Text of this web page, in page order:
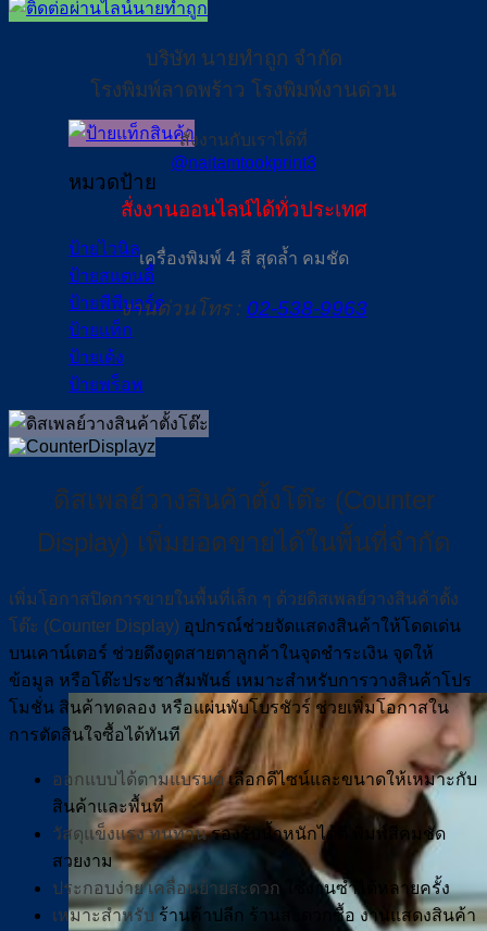
หมวดป้าย
ป้ายไวนิล
ป้ายสแตนดี้
ป้ายพีพีบอร์ด
ป้ายแท็ก
ป้ายเด้ง
ป้ายพร็อพ
บริษัท นายทำถูก จำกัด
โรงพิมพ์ลาดพร้าว โรงพิมพ์งานด่วน
สั่งงานกับเราได้ที่
@naitamtookprint3
สั่งงานออนไลน์ได้ทั่วประเทศ
เครื่องพิมพ์ 4 สี สุดล้ำ คมชัด
งานด่วนโทร : 02-538-9963
ดิสเพลย์วางสินค้าตั้งโต๊ะ (Counter
Display) เพิ่มยอดขายได้ในพื้นที่จำกัด
เพิ่มโอกาสปิดการขายในพื้นที่เล็ก ๆ ด้วยดิสเพลย์วางสินค้าตั้ง
โต๊ะ (Counter Display) อุปกรณ์ช่วยจัดแสดงสินค้าให้โดดเด่น
บนเคาน์เตอร์ ช่วยดึงดูดสายตาลูกค้าในจุดชำระเงิน จุดให้
ข้อมูล หรือโต๊ะประชาสัมพันธ์ เหมาะสำหรับการวางสินค้าโปร
โมชั่น สินค้าทดลอง หรือแผ่นพับโบรชัวร์ ช่วยเพิ่มโอกาสใน
การตัดสินใจซื้อได้ทันที
ออกแบบได้ตามแบรนด์เลือกดีไซน์และขนาดให้เหมาะกับ
สินค้าและพื้นที่
วัสดุแข็งแรง ทนทานรองรับน้ำหนักได้ดี พิมพ์สีคมชัด
สวยงาม
ประกอบง่าย เคลื่อนย้ายสะดวก ใช้งานซ้ำได้หลายครั้ง
เหมาะสำหรับ ร้านค้าปลีก ร้านสะดวกซื้อ งานแสดงสินค้า